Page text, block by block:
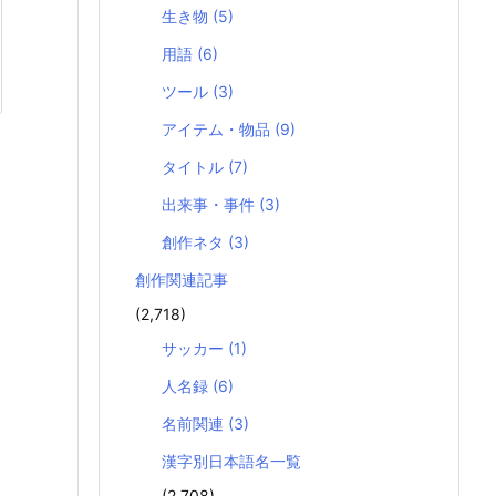
生き物 (5)
用語 (6)
ツール (3)
アイテム・物品 (9)
タイトル (7)
出来事・事件 (3)
創作ネタ (3)
創作関連記事
(2,718)
サッカー (1)
人名録 (6)
名前関連 (3)
漢字別日本語名一覧